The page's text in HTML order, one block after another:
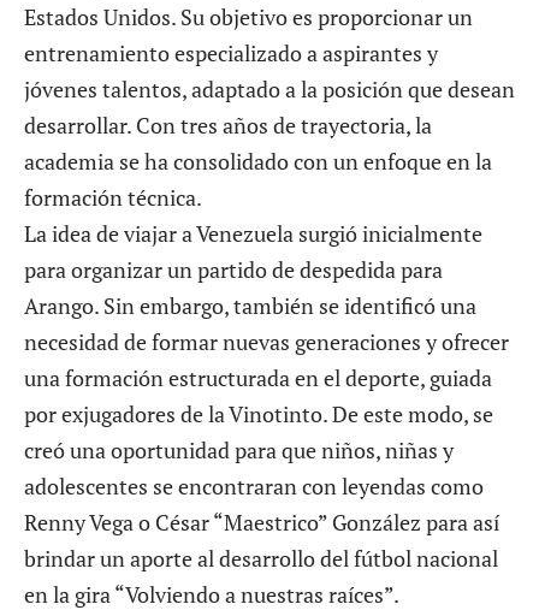
Estados Unidos. Su objetivo es proporcionar un
entrenamiento especializado a aspirantes y
jóvenes talentos, adaptado a la posición que desean
desarrollar. Con tres años de trayectoria, la
academia se ha consolidado con un enfoque en la
formación técnica.
La idea de viajar a Venezuela surgió inicialmente
para organizar un partido de despedida para
Arango. Sin embargo, también se identificó una
necesidad de formar nuevas generaciones y ofrecer
una formación estructurada en el deporte, guiada
por exjugadores de la Vinotinto. De este modo, se
creó una oportunidad para que niños, niñas y
adolescentes se encontraran con leyendas como
Renny Vegao César “Maestrico” González para así
brindar un aporte al desarrollo del fútbol nacional
en la gira “Volviendo a nuestras raíces”.